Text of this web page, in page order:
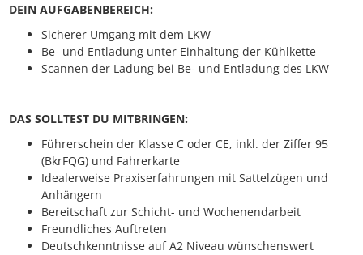
DEIN AUFGABENBEREICH:
Sicherer Umgang mit dem LKW
Be- und Entladung unter Einhaltung der Kühlkette
Scannen der Ladung bei Be- und Entladung des LKW
DAS SOLLTEST DU MITBRINGEN:
Führerschein der Klasse C oder CE, inkl. der Ziffer 95
(BkrFQG) und Fahrerkarte
Idealerweise Praxiserfahrungen mit Sattelzügen und
Anhängern
Bereitschaft zur Schicht- und Wochenendarbeit
Freundliches Auftreten
Deutschkenntnisse auf A2 Niveau wünschenswert